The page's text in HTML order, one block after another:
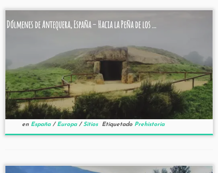
Dólmenes de Antequera, España – Hacia la Peña de los ...
en España / Europa / Sitios Etiquetado Prehistoria